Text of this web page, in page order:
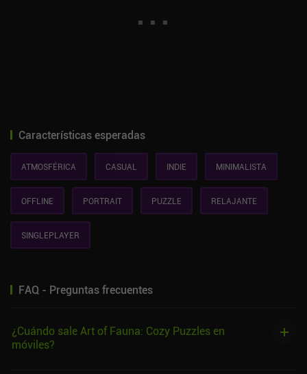
Características esperadas
ATMOSFÉRICA CASUAL INDIE MINIMALISTA
OFFLINE PORTRAIT PUZZLE RELAJANTE
SINGLEPLAYER
FAQ - Preguntas frecuentes
¿Cuándo sale Art of Fauna: Cozy Puzzles en
móviles?